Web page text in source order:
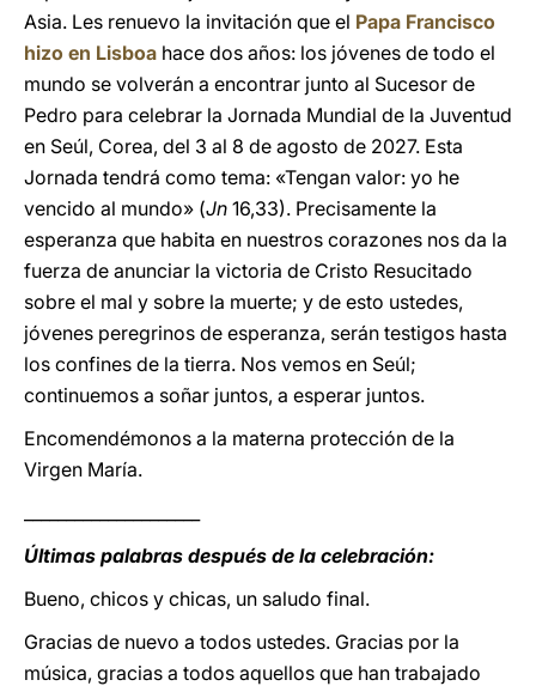
Asia. Les renuevo la invitación que el Papa Francisco
hizo en Lisboa hace dos años: los jóvenes de todo el
mundo se volverán a encontrar junto al Sucesor de
Pedro para celebrar la Jornada Mundial de la Juventud
en Seúl, Corea, del 3 al 8 de agosto de 2027. Esta
Jornada tendrá como tema: «Tengan valor: yo he
vencido al mundo» (Jn 16,33). Precisamente la
esperanza que habita en nuestros corazones nos da la
fuerza de anunciar la victoria de Cristo Resucitado
sobre el mal y sobre la muerte; y de esto ustedes,
jóvenes peregrinos de esperanza, serán testigos hasta
los confines de la tierra. Nos vemos en Seúl;
continuemos a soñar juntos, a esperar juntos.
Encomendémonos a la materna protección de la
Virgen María.
Últimas palabras después de la celebración:
Bueno, chicos y chicas, un saludo final.
Gracias de nuevo a todos ustedes. Gracias por la
música, gracias a todos aquellos que han trabajado